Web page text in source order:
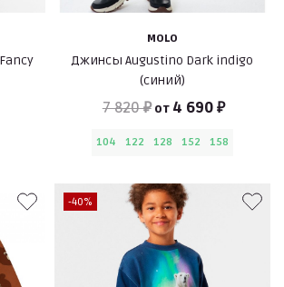
MOLO
Джинсы Augustino Dark indigo
(синий)
7 820 ₽ от 4 690 ₽
104 122 128 152 158
-40%